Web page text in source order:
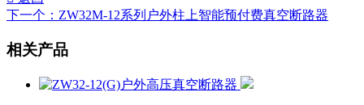
下一个： ZW32M-12系列户外柱上智能预付费真空断路器
相关产品